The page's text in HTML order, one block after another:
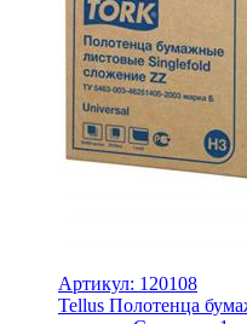
Артикул: 120108
Tellus Полотенца